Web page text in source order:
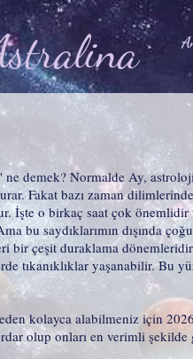
demek? Normalde Ay,
Fakat bazı zaman
İşte o birkaç saat çok
bu saydıklarımın dışında
bir çeşit duraklama
tıkanıklıklar yaşanabilir. Bu
kolayca alabilmeniz için
olup onları en verimli şekilde